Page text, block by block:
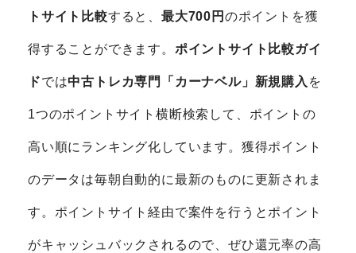
トサイト比較すると、最大700円 のポイントを獲
得することができます。 ポイントサイト比較ガイ
ドでは中古トレカ専門「カーナベル」新規購入 を
1つのポイントサイト横断検索して、ポイントの
高い順にランキング化しています。獲得ポイント
のデータは毎朝自動的に最新のものに更新されま
す。ポイントサイト経由で案件を行うとポイント
がキャッシュバックされるので、ぜひ還元率の高